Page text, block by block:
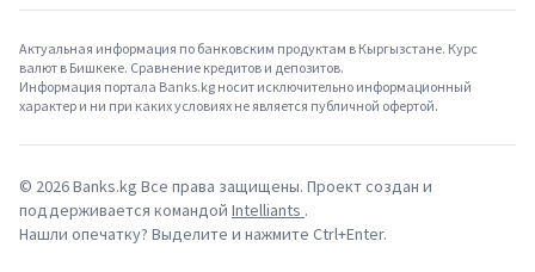
Актуальная информация по банковским продуктам в Кыргызстане. Курс
валют в Бишкеке. Сравнение кредитов и депозитов.
Информация портала Banks.kg носит исключительно информационный
характер и ни при каких условиях не является публичной офертой.
© 2026Banks.kg Все права защищены. Проект создан и
поддерживается командой Intelliants .
Нашли опечатку? Выделите и нажмите Ctrl+Enter.